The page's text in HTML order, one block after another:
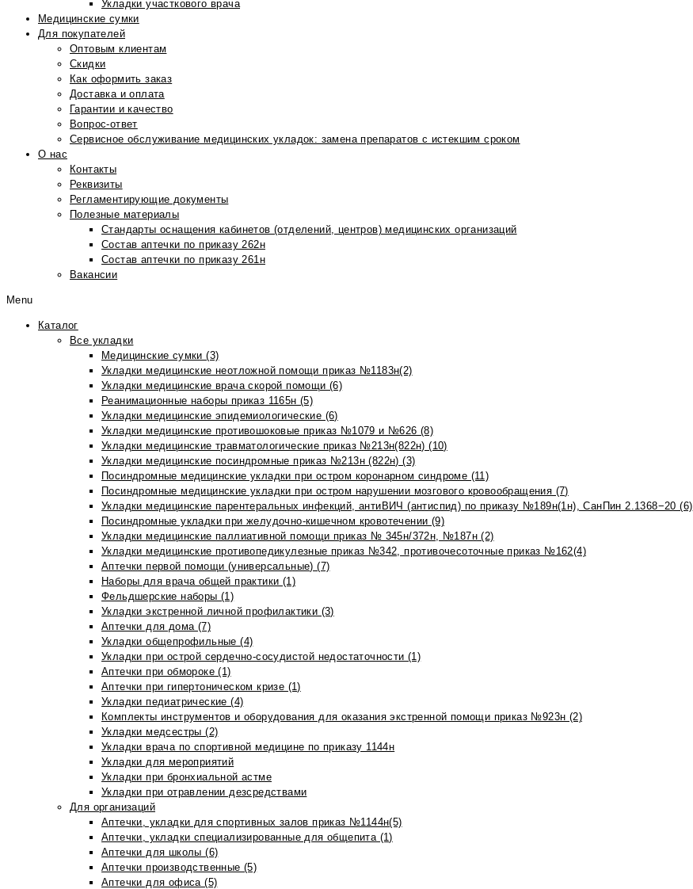
Укладки участкового врача
Медицинские сумки
Для покупателей
Оптовым клиентам
Скидки
Как оформить заказ
Доставка и оплата
Гарантии и качество
Вопрос-ответ
Сервисное обслуживание медицинских укладок: замена препаратов с истекшим сроком
О нас
Контакты
Реквизиты
Регламентирующие документы
Полезные материалы
Стандарты оснащения кабинетов (отделений, центров) медицинских организаций
Состав аптечки по приказу 262н
Состав аптечки по приказу 261н
Вакансии
Menu
Каталог
Все укладки
Медицинские сумки (3)
Укладки медицинские неотложной помощи приказ №1183н(2)
Укладки медицинские врача скорой помощи (6)
Реанимационные наборы приказ 1165н (5)
Укладки медицинские эпидемиологические (6)
Укладки медицинские противошоковые приказ №1079 и №626 (8)
Укладки медицинские травматологические приказ №213н(822н) (10)
Укладки медицинские посиндромные приказ №213н (822н) (3)
Посиндромные медицинские укладки при остром коронарном синдроме (11)
Посиндромные медицинские укладки при остром нарушении мозгового кровообращения (7)
Укладки медицинские парентеральных инфекций, антиВИЧ (антиспид) по приказу №189н(1н), СанПин 2.1368−20 (6)
Посиндромные укладки при желудочно-кишечном кровотечении (9)
Укладки медицинские паллиативной помощи приказ № 345н/372н, №187н (2)
Укладки медицинские противопедикулезные приказ №342, противочесоточные приказ №162(4)
Аптечки первой помощи (универсальные) (7)
Наборы для врача общей практики (1)
Фельдшерские наборы (1)
Укладки экстренной личной профилактики (3)
Аптечки для дома (7)
Укладки общепрофильные (4)
Укладки при острой сердечно-сосудистой недостаточности (1)
Аптечки при обмороке (1)
Аптечки при гипертоническом кризе (1)
Укладки педиатрические (4)
Комплекты инструментов и оборудования для оказания экстренной помощи приказ №923н (2)
Укладки медсестры (2)
Укладки врача по спортивной медицине по приказу 1144н
Укладки для мероприятий
Укладки при бронхиальной астме
Укладки при отравлении дезсредствами
Для организаций
Аптечки, укладки для спортивных залов приказ №1144н(5)
Аптечки, укладки специализированные для общепита (1)
Аптечки для школы (6)
Аптечки производственные (5)
Аптечки для офиса (5)